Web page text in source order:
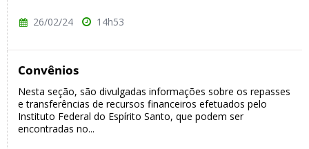
26/02/24 14h53
Convênios
Nesta seção, são divulgadas informações sobre os repasses
e transferências de recursos financeiros efetuados pelo
Instituto Federal do Espírito Santo, que podem ser
encontradas no...